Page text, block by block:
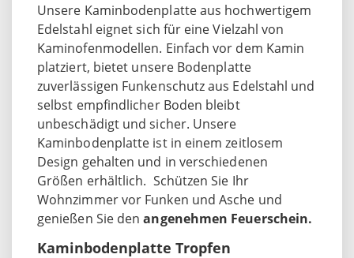
Unsere Kaminbodenplatte aus hochwertigem
Edelstahl eignet sich für eine Vielzahl von
Kaminofenmodellen. Einfach vor dem Kamin
platziert, bietet unsere Bodenplatte
zuverlässigen Funkenschutz aus Edelstahl und
selbst empfindlicher Boden bleibt
unbeschädigt und sicher. Unsere
Kaminbodenplatte ist in einem zeitlosem
Design gehalten und in verschiedenen
Größen erhältlich. Schützen Sie Ihr
Wohnzimmer vor Funken und Asche und
genießen Sie denangenehmen Feuerschein.
Kaminbodenplatte Tropfen